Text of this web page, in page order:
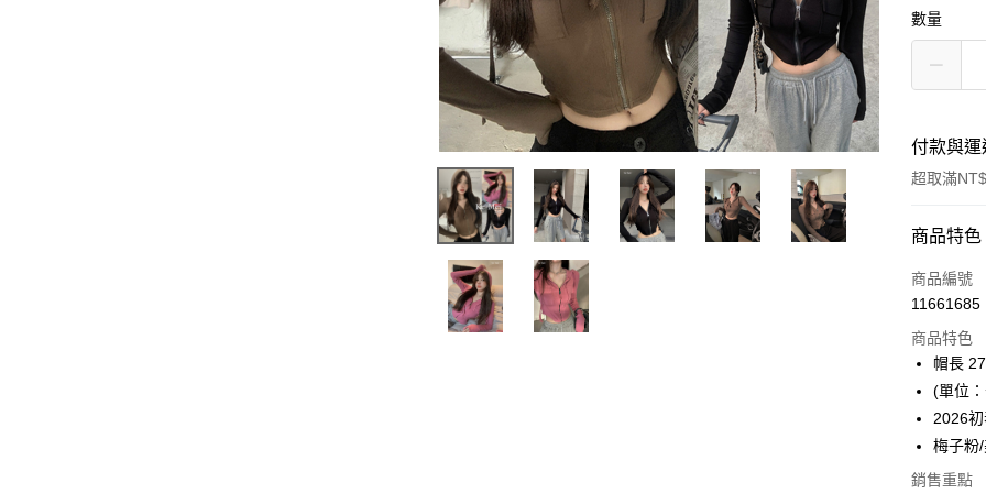
數量
付款與
超取滿
付款方式
信用卡一
Apple Pay
ATM付款
運送方式
商品特色
商品編號
11661685
商品特色
帽長
(單位
2026
梅子粉
銷售重點